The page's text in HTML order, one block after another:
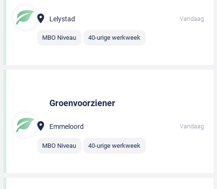
Lelystad Vandaag
MBO Niveau 40-urige werkweek
Groenvoorziener
Emmeloord Vandaag
MBO Niveau 40-urige werkweek